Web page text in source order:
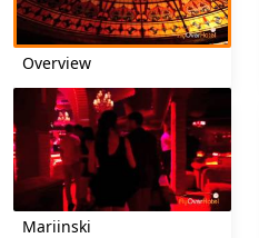
Overview
Mariinski